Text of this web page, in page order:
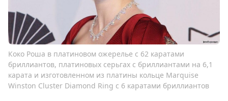
Коко Роша в платиновом ожерелье с 62 каратами
бриллиантов, платиновых серьгах с бриллиантами на 6,1
карата и изготовленном из платины кольце Marquise
Winston Cluster Diamond Ring с 6 каратами бриллиантов